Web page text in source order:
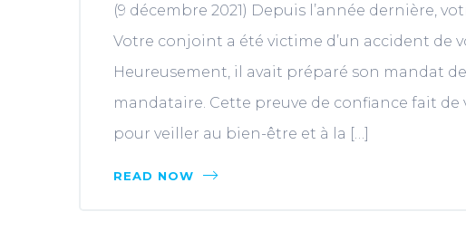
(9 décembre 2021) Depuis l’année dernière,
Votre conjoint a été victime d’un accident de
Heureusement, il avait préparé son mandat
mandataire. Cette preuve de confiance fait
pour veiller au bien-être et à la […]
READ NOW